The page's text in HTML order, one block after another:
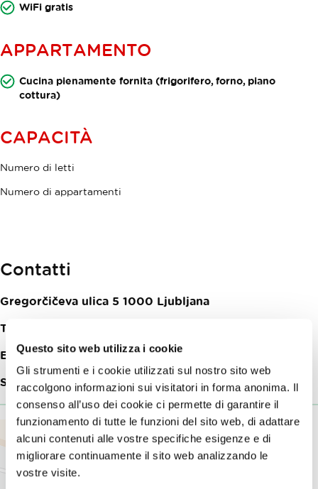
Questo sito web utilizza i cookie
Gli strumenti e i cookie utilizzati sul nostro sito web
raccolgono informazioni sui visitatori in forma anonima. Il
consenso all’uso dei cookie ci permette di garantire il
funzionamento di tutte le funzioni del sito web, di adattare
alcuni contenuti alle vostre specifiche esigenze e di
migliorare continuamente il sito web analizzando le
vostre visite.
WiFi gratis
APPARTAMENTO
Cucina pienamente fornita (frigorifero, forno, piano
cottura)
CAPACITÀ
Numero di letti
Numero di appartamenti
Contatti
Gregorčičeva ulica 5 1000 Ljubljana
Telefon:
E-mail:mateja.bauer@koncept.si
Sito web: Appartamenti Forum I & II